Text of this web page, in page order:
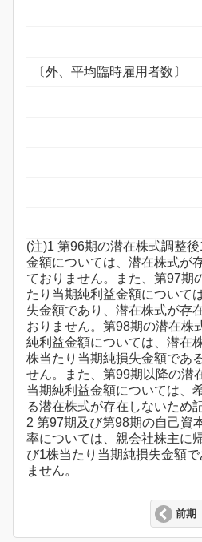
〔外、平均臨時雇用者数〕
(注)1 第96期の潜在株式調整
金額については、潜在株式が
ておりません。また、第97期
たり当期純利益金額について
失金額であり、潜在株式が存
おりません。第98期の潜在株
純利益金額については、潜在
株当たり当期純損失金額であ
せん。また、第99期以降の潜
当期純利益金額については、
る潜在株式が存在しないため
2 第97期及び第98期の自己資
率については、親会社株主に
び1株当たり当期純損失金額
ません。
前期